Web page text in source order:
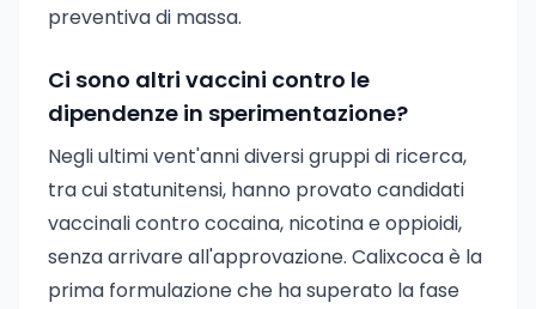
preventiva di massa.
Ci sono altri vaccini contro le
dipendenze in sperimentazione?
Negli ultimi vent'anni diversi gruppi di ricerca,
tra cui statunitensi, hanno provato candidati
vaccinali contro cocaina, nicotina e oppioidi,
senza arrivare all'approvazione. Calixcoca è la
prima formulazione che ha superato la fase